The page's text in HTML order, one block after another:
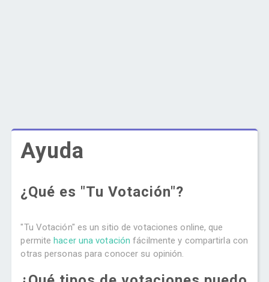
Ayuda
¿Qué es "Tu Votación"?
"Tu Votación" es un sitio de votaciones online, que
permitehacer una votación fácilmente y compartirla con
otras personas para conocer su opinión.